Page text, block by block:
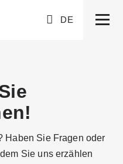
DE
Haben Sie Fragen oder
Sie uns erzählen